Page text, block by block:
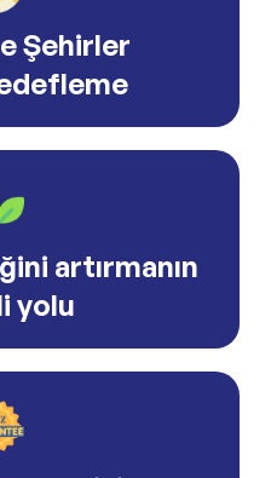
Şehirler
artırmanın
yolu